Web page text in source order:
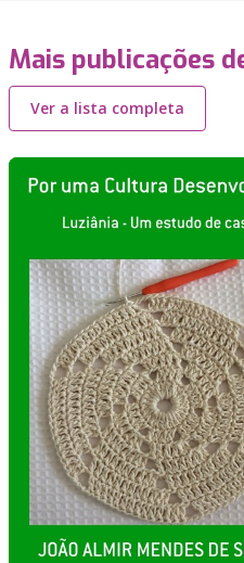
Mais publicações
Ver a lista completa